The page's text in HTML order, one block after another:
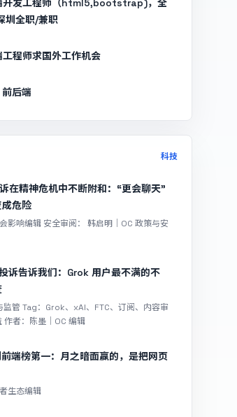
开发工程师（html5,bootstrap)，全
圳全职/兼职
程师求国外工作机会
后端
科技
在精神危机中不断附和：“更会聊天”
危险
影响编辑 安全审阅： 韩启明｜OC 政策与安
诉告诉我们：Grok 用户最不满的不
监管 Tag：Grok、xAI、FTC、订阅、内容审
作者：陈墨｜OC 编辑
端榜第一：月之暗面赢的，是把网页
生态编辑